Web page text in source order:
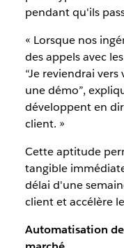
pendant qu'ils
« Lorsque nos
des appels avec
“Je reviendrai
une démo”,
développent en
client. »
Cette aptitude
tangible
délai d'une
client et accélère
Automatisation